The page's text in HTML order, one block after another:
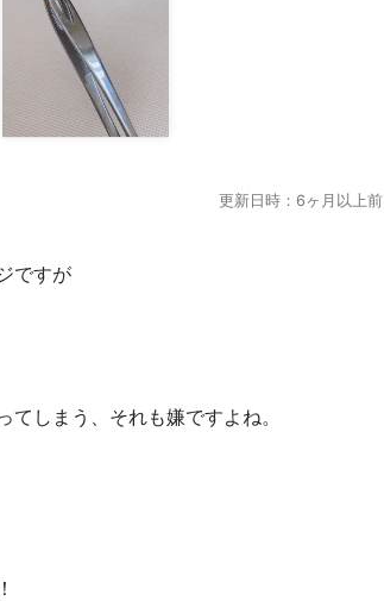
更新日時：6ヶ月以上前
ですが
しまう、それも嫌ですよね。